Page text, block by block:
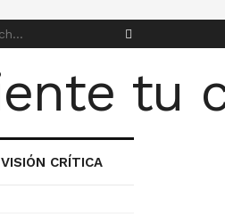
VISIÓN CRÍTICA